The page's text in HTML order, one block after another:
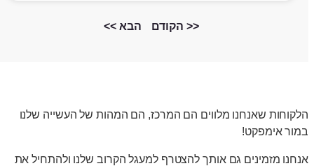
<< הקודם הבא >>
הלקוחות שאנחנו מלווים הם המרכז, הם המהות של העשייה שלנו
במור אימפקט!
אנחנו מזמינים גם אותך להצטרף למעגל הקרוב שלנו ולהתחיל את